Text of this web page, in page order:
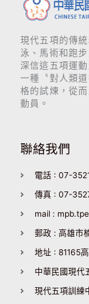
現代五項的傳
泳、馬術和跑
深信這五項運
一種〝對人類
格的試煉，從
動員。
聯絡我們
電話 : 07-
傳真 : 07-
mail :
郵政 : 高雄市
地址 : 81165
中華民國現代
現代五項訓練